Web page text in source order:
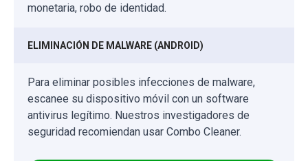
monetaria, robo de identidad.
ELIMINACIÓN DE MALWARE (ANDROID)
Para eliminar posibles infecciones de malware,
escanee su dispositivo móvil con un software
antivirus legítimo. Nuestros investigadores de
seguridad recomiendan usar Combo Cleaner.